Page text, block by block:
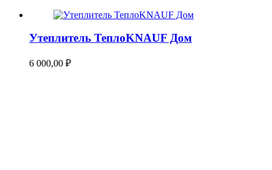
Утеплитель ТеплоKNAUF Дом
6 000,00 ₽